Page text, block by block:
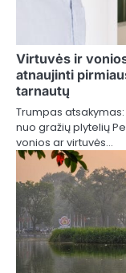
Virtuvės ir
atnaujinti
tarnautų
Trumpas
nuo gražių plytelių
vonios ar virtuvės…